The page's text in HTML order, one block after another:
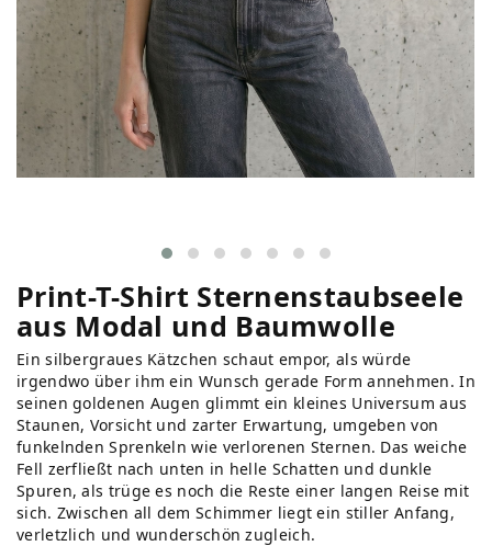
Print-T-Shirt Sternenstaubseele
aus Modal und Baumwolle
Ein silbergraues Kätzchen schaut empor, als würde
irgendwo über ihm ein Wunsch gerade Form annehmen. In
seinen goldenen Augen glimmt ein kleines Universum aus
Staunen, Vorsicht und zarter Erwartung, umgeben von
funkelnden Sprenkeln wie verlorenen Sternen. Das weiche
Fell zerfließt nach unten in helle Schatten und dunkle
Spuren, als trüge es noch die Reste einer langen Reise mit
sich. Zwischen all dem Schimmer liegt ein stiller Anfang,
verletzlich und wunderschön zugleich.